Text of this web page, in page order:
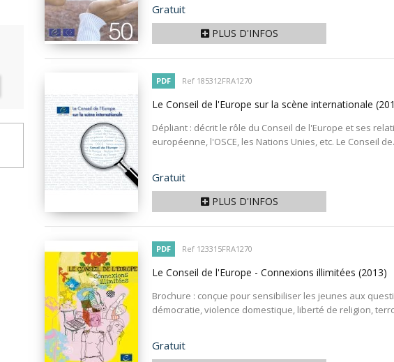
Prix
Gratuit
PLUS D'INFOS
PDF Ref 185312FRA1270
Le Conseil de l'Europe sur la scène internationale
Dépliant : décrit le rôle du Conseil de l'Europe et ses
européenne, l'OSCE, les Nations Unies, etc. Le Conseil
Prix
Gratuit
PLUS D'INFOS
PDF Ref 123315FRA1270
Le Conseil de l'Europe - Connexions illimitées (2013)
Brochure : conçue pour sensibiliser les jeunes aux
démocratie, violence domestique, liberté de religion,
Prix
Gratuit